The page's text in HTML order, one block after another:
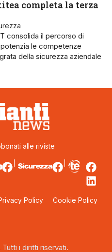
completa la terza
consolida il percorso di
le competenze
della sicurezza aziendale
alle riviste
Policy Cookie Policy
i diritti riservati.